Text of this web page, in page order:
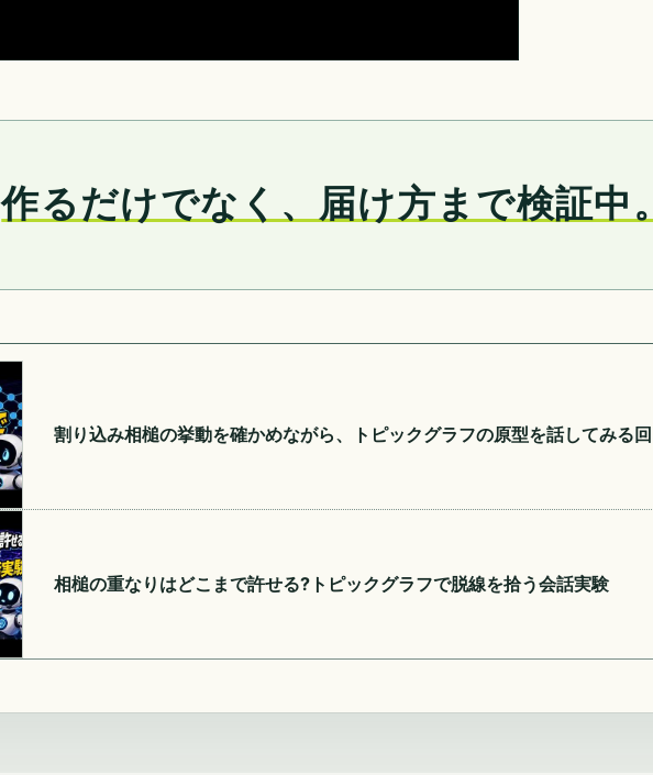
作るだけでなく、届け方まで検証中。
割り込み相槌の挙動を確かめながら、トピックグラフの原型を話してみる回
相槌の重なりはどこまで許せる?トピックグラフで脱線を拾う会話実験